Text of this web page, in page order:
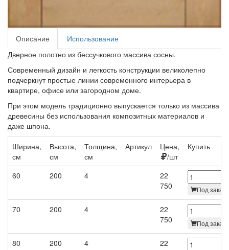
Описание
Использование
Дверное полотно из бессучкового массива сосны.
Современный дизайн и легкость конструкции великолепно
подчеркнут простые линии современного интерьера в
квартире, офисе или загородном доме.
При этом модель традиционно выпускается только из массива
древесины без использования композитных материалов и
даже шпона.
Ширина,
см
Высота,
см
Толщина,
см
Артикул
Цена,
/шт
Купить
60 200 4
22
750
Под заказ
70 200 4
22
750
Под заказ
80 200 4
22